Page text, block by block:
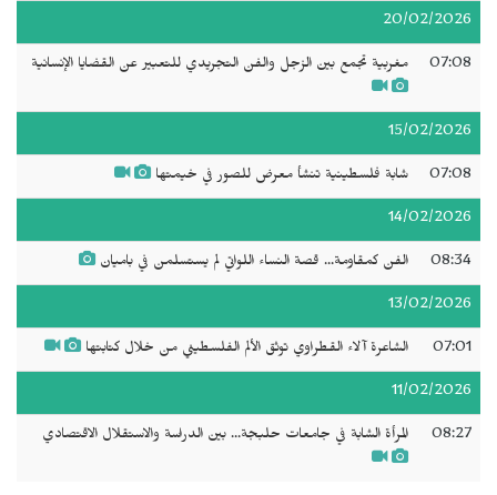
20/02/2026
07:08 مغربية تجمع بين الزجل والفن التجريدي للتعبير عن القضايا الإنسانية
15/02/2026
07:08 شابة فلسطينية تنشأ معرض للصور في خيمتها
14/02/2026
08:34 الفن كمقاومة... قصة النساء اللواتي لم يستسلمن في باميان
13/02/2026
07:01 الشاعرة آلاء القطراوي توثق الألم الفلسطيني من خلال كتابتها
11/02/2026
08:27 المرأة الشابة في جامعات حلبجة... بين الدراسة والاستقلال الاقتصادي